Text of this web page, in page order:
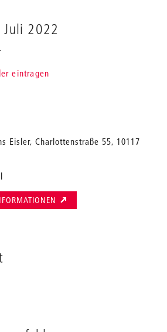
Juli 2022
eintragen
Eisler, Charlottenstraße 55, 10117